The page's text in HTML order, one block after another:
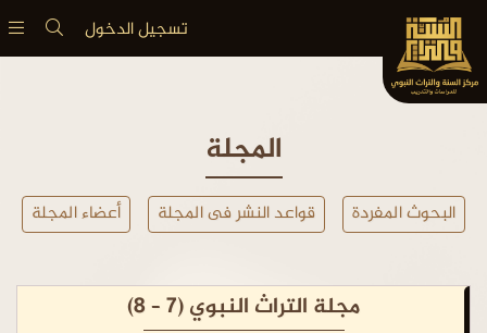
تسجيل الدخول
المجلة
البحوث المفردة قواعد النشر فى المجلة أعضاء المجلة
مجلة التراث النبوي (7 – 8)